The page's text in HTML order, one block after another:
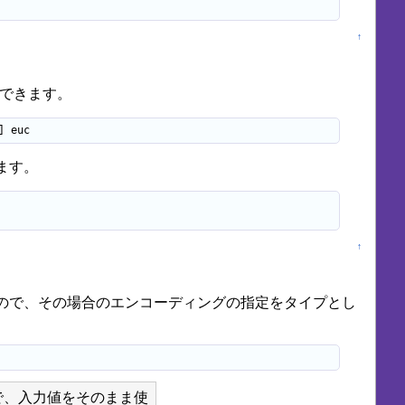
↑
きます。
euc
。
↑
、その場合のエンコーディングの指定をタイプとし
入力値をそのまま使